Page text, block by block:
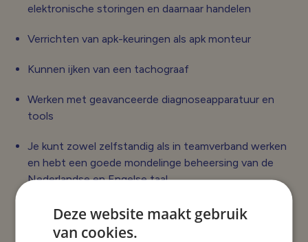
elektronische storingen en daarnaar handelen
Verrichten van apk-keuringen als apk monteur
Kunnen ijken van een tachograaf
Werken met geavanceerde diagnoseapparatuur en
tools
Je kunt zowel zelfstandig als in teamverband werken
en hebt een goede mondelinge beheersing van de
Nederlandse en Engelse taal
Je hebt geen 9 tot 17 uur mentaliteit en bereid tot
Deze website maakt gebruik
van cookies.